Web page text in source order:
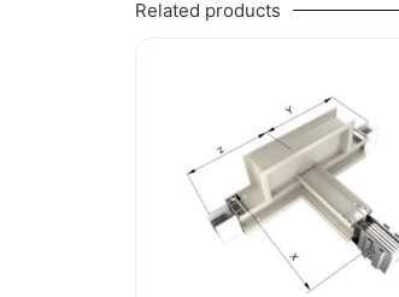
Related products